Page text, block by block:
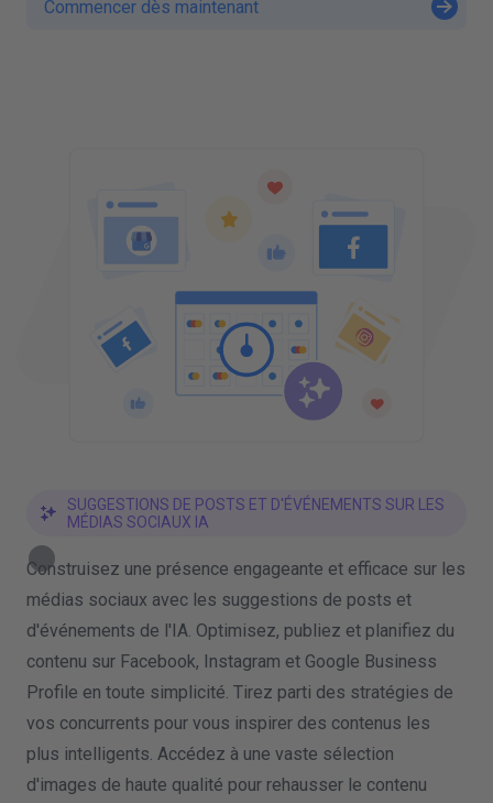
Commencer dès maintenant
SUGGESTIONS DE POSTS ET D'ÉVÉNEMENTS SUR LES
MÉDIAS SOCIAUX IA
Construisez une présence engageante et efficace sur les
médias sociaux avec les suggestions de posts et
d'événements de l'IA. Optimisez, publiez et planifiez du
contenu sur Facebook, Instagram et Google Business
Profile en toute simplicité. Tirez parti des stratégies de
vos concurrents pour vous inspirer des contenus les
plus intelligents. Accédez à une vaste sélection
d'images de haute qualité pour rehausser le contenu